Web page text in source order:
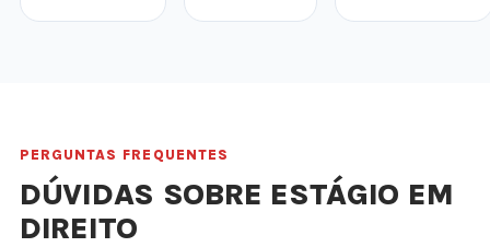
PERGUNTAS FREQUENTES
DÚVIDAS SOBRE ESTÁGIO EM
DIREITO